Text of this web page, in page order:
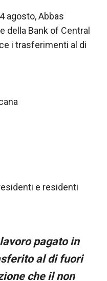
agosto, Abbas
della Bank of Central
i trasferimenti al di
e residenti
pagato in
al di fuori
che il non